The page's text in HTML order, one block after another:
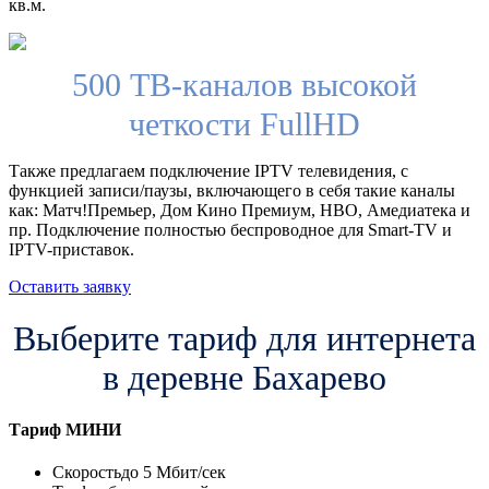
кв.м.
500 ТВ-каналов высокой
четкости FullHD
Также предлагаем подключение IPTV телевидения, с
функцией записи/паузы, включающего в себя такие каналы
как: Матч!Премьер, Дом Кино Премиум, HBO, Амедиатека и
пр. Подключение полностью беспроводное для Smart-TV и
IPTV-приставок.
Оставить заявку
Выберите тариф для интернета
в деревне Бахарево
Тариф МИНИ
Скоростьдо 5 Мбит/сек